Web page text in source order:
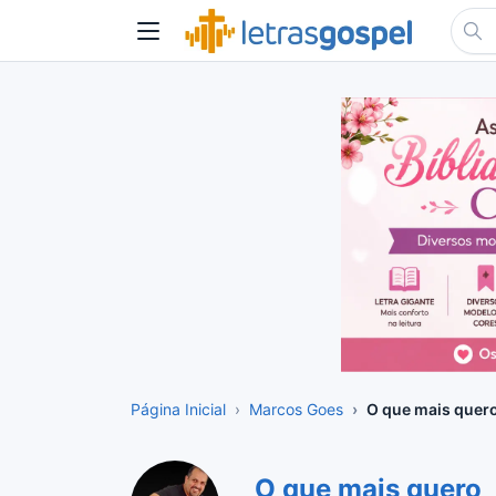
Página Inicial Marcos Goes O que mais
O que mais quero